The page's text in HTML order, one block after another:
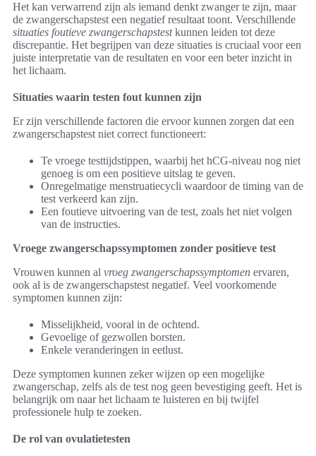
Het kan verwarrend zijn als iemand denkt zwanger te zijn, maar
de zwangerschapstest een negatief resultaat toont. Verschillende
situaties foutieve zwangerschapstestkunnen leiden tot deze
discrepantie. Het begrijpen van deze situaties is cruciaal voor een
juiste interpretatie van de resultaten en voor een beter inzicht in
het lichaam.
Situaties waarin testen fout kunnen zijn
Er zijn verschillende factoren die ervoor kunnen zorgen dat een
zwangerschapstest niet correct functioneert:
Te vroege testtijdstippen, waarbij het hCG-niveau nog niet
genoeg is om een positieve uitslag te geven.
Onregelmatige menstruatiecycli waardoor de timing van de
test verkeerd kan zijn.
Een foutieve uitvoering van de test, zoals het niet volgen
van de instructies.
Vroege zwangerschapssymptomen zonder positieve test
Vrouwen kunnen al vroeg zwangerschapssymptomen ervaren,
ook al is de zwangerschapstest negatief. Veel voorkomende
symptomen kunnen zijn:
Misselijkheid, vooral in de ochtend.
Gevoelige of gezwollen borsten.
Enkele veranderingen in eetlust.
Deze symptomen kunnen zeker wijzen op een mogelijke
zwangerschap, zelfs als de test nog geen bevestiging geeft. Het is
belangrijk om naar het lichaam te luisteren en bij twijfel
professionele hulp te zoeken.
De rol van ovulatietesten